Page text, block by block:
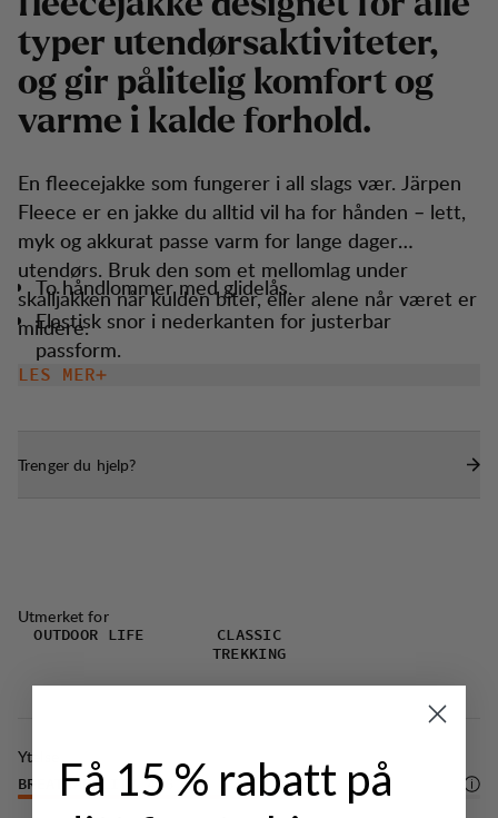
typer utendørsaktiviteter,
og gir pålitelig komfort og
varme i kalde forhold.
En fleecejakke som fungerer i all slags vær. Järpen
Fleece er en jakke du alltid vil ha for hånden – lett,
myk og akkurat passe varm for lange dager
utendørs. Bruk den som et mellomlag under
skalljakken når kulden biter, eller alene når været er
mildere.
To håndlommer med glidelås.
Elastisk snor i nederkanten for justerbar
passform.
LES MER
Trenger du hjelp?
Utmerket for
OUTDOOR LIFE
CLASSIC
TREKKING
Ytelse
BREATHABILITY /6
Få 15 % rabatt på